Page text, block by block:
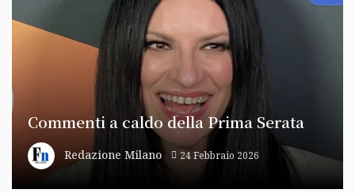
Commenti a caldo della Prima Serata
Redazione Milano 24 Febbraio 2026